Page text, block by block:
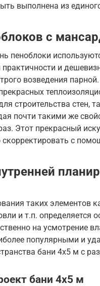
выполнена из
с
пеноблоки
практичности и
возведения
строительства
почти такими же
Этот прекрасный
с
таких элементов
и т.п. определяется
на усмотрение
популярными и
бани 4х5 м с
бани 4х5 м